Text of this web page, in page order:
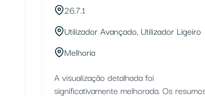
26.7.1
Utilizador Avançado, Utilizador Ligeiro
Melhoria
A visualização detalhada foi
significativamente melhorada. Os